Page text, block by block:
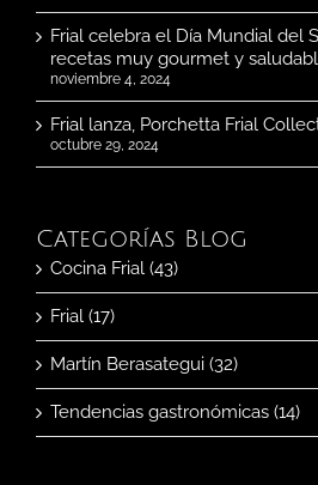
Frial celebra el Día Mundial del
recetas muy gourmet y
noviembre 4, 2024
Frial lanza, Porchetta Frial
octubre 29, 2024
Categorías Blog
Cocina Frial (43)
Frial (17)
Martín Berasategui (32)
Tendencias gastronómicas (14)